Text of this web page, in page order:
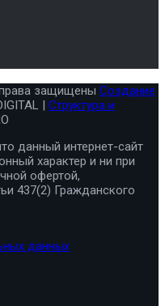
защищены Создание
| Структура и
данный интернет-сайт
характер и ни при
офертой,
437(2) Гражданского
данных